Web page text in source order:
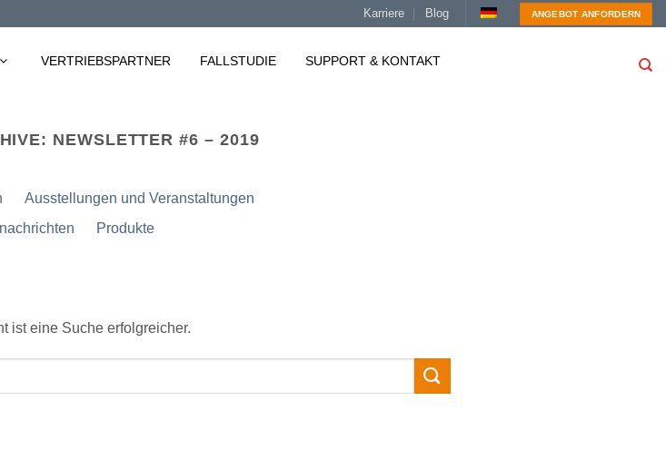
Karriere Blog ANGEBOT ANFORDERN
VERTRIEBSPARTNER FALLSTUDIE SUPPORT & KONTAKT
NEWSLETTER #6 – 2019
Ausstellungen und Veranstaltungen
Produkte
ist eine Suche erfolgreicher.